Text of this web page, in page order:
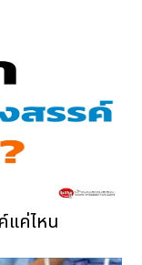
แค่ไหน